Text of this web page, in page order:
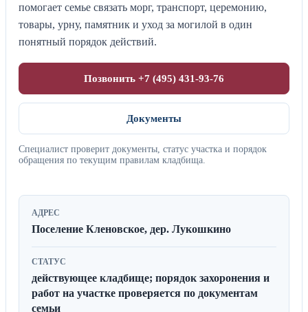
помогает семье связать морг, транспорт, церемонию,
товары, урну, памятник и уход за могилой в один
понятный порядок действий.
Позвонить +7 (495) 431-93-76
Документы
Специалист проверит документы, статус участка и порядок
обращения по текущим правилам кладбища.
АДРЕС
Поселение Кленовское, дер. Лукошкино
СТАТУС
действующее кладбище; порядок захоронения и
работ на участке проверяется по документам
семьи